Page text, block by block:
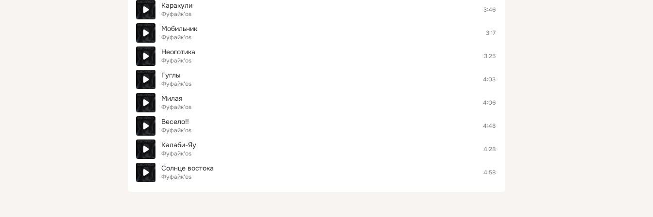
Каракули
Фуфайк'os
3:46
Мобильник
Фуфайк'os
3:17
Неоготика
Фуфайк'os
3:25
Гуглы
Фуфайк'os
4:03
Милая
Фуфайк'os
4:06
Весело!!
Фуфайк'os
4:48
Калаби-Яу
Фуфайк'os
4:28
Солнце востока
Фуфайк'os
4:58